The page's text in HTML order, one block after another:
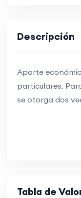
Descripción
Aporte
particulares.
se otorga dos
Tabla de